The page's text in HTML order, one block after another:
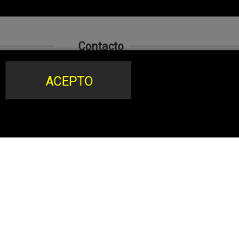
Contacto
contacto@thewalkroom.com
ACEPTO